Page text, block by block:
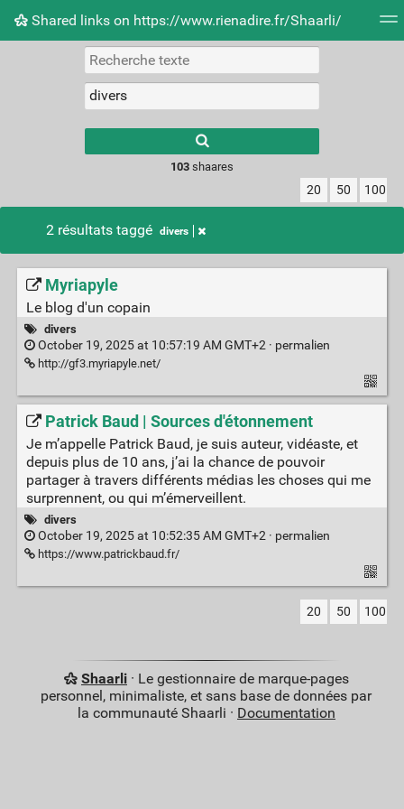
Shared links on https://www.rienadire.fr/Shaarli/
Nuage de tags Quotidien
results.
103shaares
20 50 100
2 résultats taggé divers
Myriapyle
Le blog d'un copain
divers
October 19, 2025 at 10:57:19 AM GMT+2 · permalien
http://gf3.myriapyle.net/
Patrick Baud | Sources d'étonnement
Je m’appelle Patrick Baud, je suis auteur, vidéaste, et
depuis plus de 10 ans, j’ai la chance de pouvoir
partager à travers différents médias les choses qui me
surprennent, ou qui m’émerveillent.
divers
October 19, 2025 at 10:52:35 AM GMT+2 · permalien
https://www.patrickbaud.fr/
20 50 100
Shaarli· Le gestionnaire de marque-pages
personnel, minimaliste, et sans base de données par
la communauté Shaarli · Documentation